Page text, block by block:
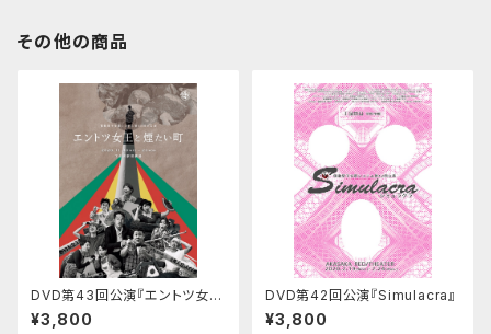
その他の商品
DVD第43回公演『エントツ女王
と煙たい町』
¥3,800
DVD第42回公演『Simulacra』
¥3,800